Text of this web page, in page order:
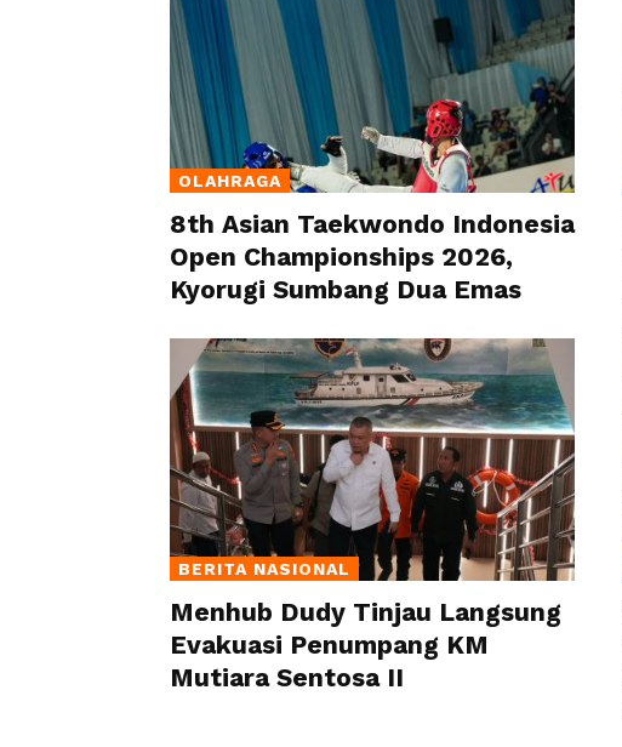
OLAHRAGA
8th Asian Taekwondo Indonesia
Open Championships 2026,
Kyorugi Sumbang Dua Emas
BERITA NASIONAL
Menhub Dudy Tinjau Langsung
Evakuasi Penumpang KM
Mutiara Sentosa II